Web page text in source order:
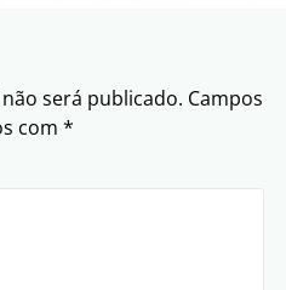
será publicado. Campos
com *